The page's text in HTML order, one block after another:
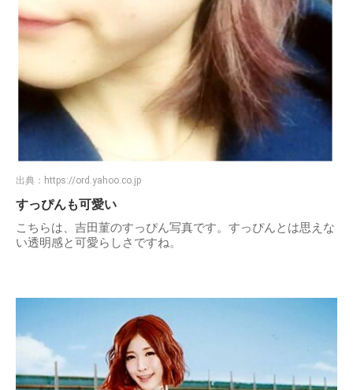
出典： https://ord.yahoo.co.jp
すっぴんも可愛い
こちらは、吉田菫のすっぴん写真です。すっぴんとは思えな
い透明感と可愛らしさですね。